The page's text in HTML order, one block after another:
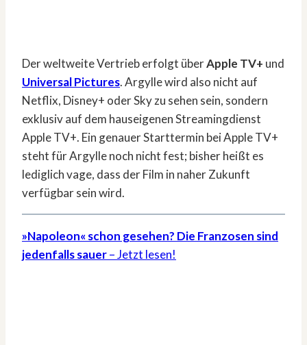
Der weltweite Vertrieb erfolgt überApple TV+ und
Universal Pictures. Argylle wird also nicht auf
Netflix, Disney+ oder Sky zu sehen sein, sondern
exklusiv auf dem hauseigenen Streamingdienst
Apple TV+. Ein genauer Starttermin bei Apple TV+
steht für Argylle noch nicht fest; bisher heißt es
lediglich vage, dass der Film in naher Zukunft
verfügbar sein wird.
»Napoleon« schon gesehen? Die Franzosen sind
jedenfalls sauer– Jetzt lesen!